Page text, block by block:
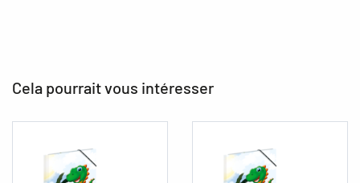
Cela pourrait vous intéresser